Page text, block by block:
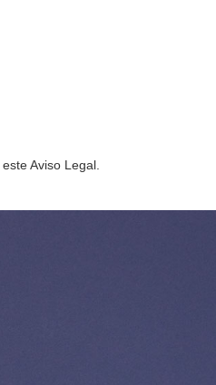
Aviso Legal.